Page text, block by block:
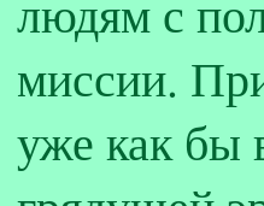
людям с
миссии.
уже как бы